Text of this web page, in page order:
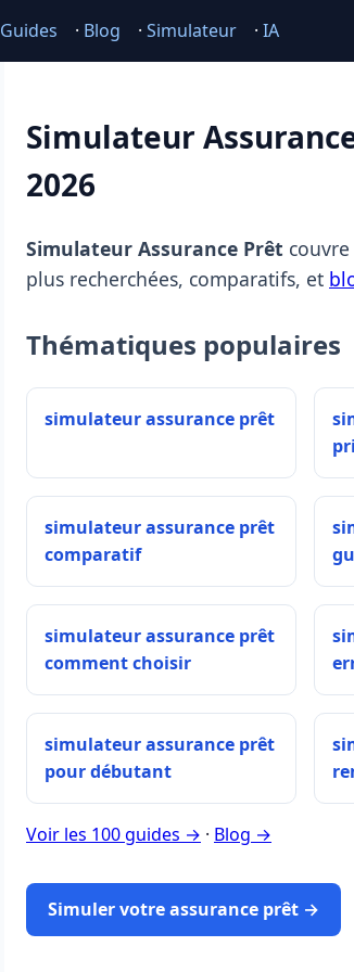
Guides · Blog · Simulateur · IA
Simulateur
2026
Simulateur Assurance Prêt couvre
plus recherchées, comparatifs, et
Thématiques populaires
simulateur assurance prêt
simulateur assurance prêt
comparatif
simulateur assurance prêt
comment choisir
simulateur assurance prêt
pour débutant
Voir les 100 guides → · Blog →
Simuler votre assurance prêt →